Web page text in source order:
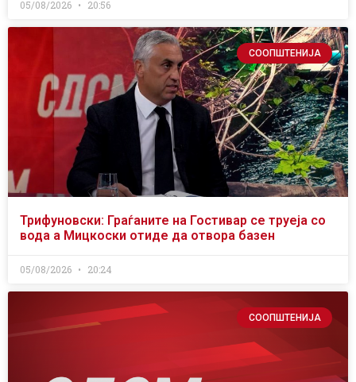
05/08/2026 20:56
СООПШТЕНИЈА
Трифуновски: Граѓаните на Гостивар се труеја со
вода а Мицкоски отиде да отвора базен
05/08/2026 20:24
СООПШТЕНИЈА